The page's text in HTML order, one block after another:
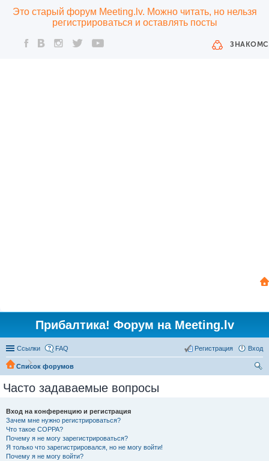
Это старый форум Meeting.lv. Можно читать, но нельзя
регистрироваться и оставлять посты
Прибалтика! Форум на Meeting.lv
Ссылки FAQ Вход
Регистрация
Список форумов
Часто задаваемые вопросы
Вход на конференцию и регистрация
Зачем мне нужно регистрироваться?
Что такое COPPA?
Почему я не могу зарегистрироваться?
Я только что зарегистрировался, но не могу войти!
Почему я не могу войти?